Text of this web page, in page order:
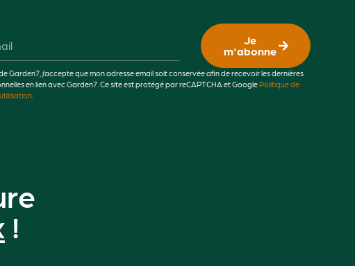
Je
m'abonne
Garden7, j’accepte que mon adresse email soit conservée afin de recevoir les dernières
en lien avec Garden7. Ce site est protégé par reCAPTCHA et GooglePolitique de
!